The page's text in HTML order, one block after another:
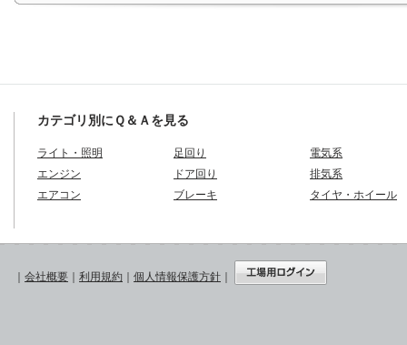
カテゴリ別にＱ＆Ａを見る
ライト・照明
エンジン
エアコン
足回り
ドア回り
ブレーキ
電気系
排気系
タイヤ・ホイール
会社概要 利用規約 個人情報保護方針